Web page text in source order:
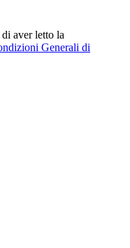
aver letto la
Generali di